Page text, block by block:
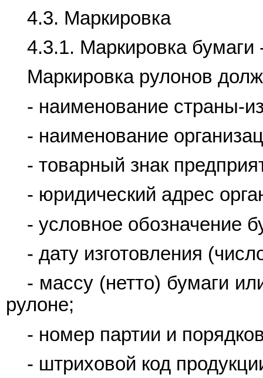
4.3. Маркировка
4.3.1. Маркировка
Маркировка рулонов
- наименование страны-
- наименование
- товарный знак
- юридический адрес
- условное обозначение
- дату изготовления
- массу (нетто) бумаги
рулоне;
- номер партии и
- штриховой код